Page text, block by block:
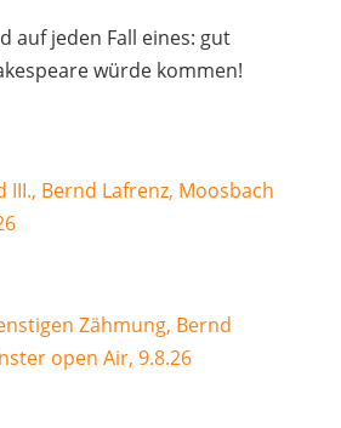
auf jeden Fall eines: gut
würde kommen!
III., Bernd Lafrenz, Moosbach
Zähmung, Bernd
open Air, 9.8.26